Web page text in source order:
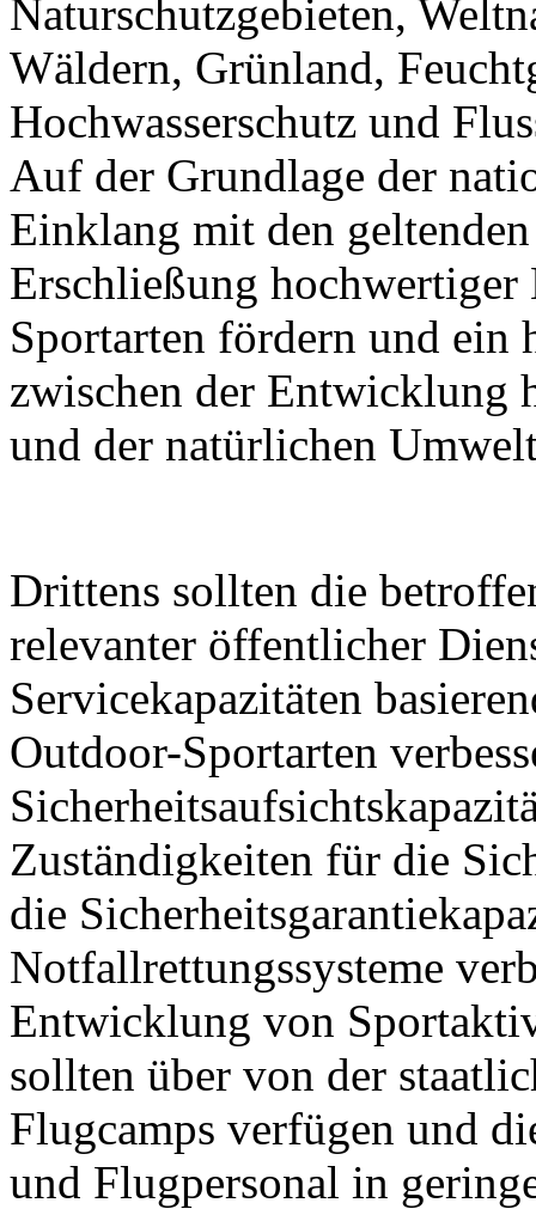
Naturschutzgebieten,
Wäldern, Grünland,
Hochwasserschutz und
Auf der Grundlage der
Einklang mit den
Erschließung
Sportarten fördern und ein
zwischen der Entwicklung
und der natürlichen
Drittens sollten die
relevanter öffentlicher
Servicekapazitäten
Outdoor-Sportarten
Zuständigkeiten für die
die
Notfallrettungssysteme
Entwicklung von
sollten über von der
Flugcamps verfügen und
und Flugpersonal in